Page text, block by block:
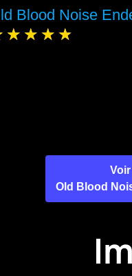
Blood Noise
Old Blood